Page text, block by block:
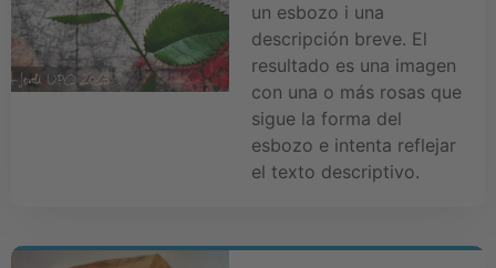
un esbozo i una
descripción breve. El
resultado es una imagen
con una o más rosas que
sigue la forma del
esbozo e intenta reflejar
el texto descriptivo.